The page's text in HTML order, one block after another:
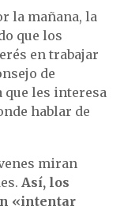
la mañana, la
que los
en trabajar
de
que les interesa
hablar de
miran
Así, los
«intentar